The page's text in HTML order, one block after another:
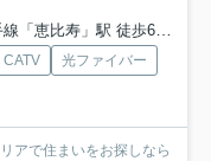
「恵比寿」駅 徒歩6分
CATV
光ファイバー
アで住まいをお探しなら